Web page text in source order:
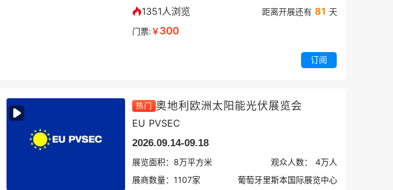
1351人浏览 距离开展还有 81 天
门票:￥300
订阅
热门 奥地利欧洲太阳能光伏展览会
EU PVSEC
2026.09.14-09.18
展览面积： 8万平方米 观众人数： 4万人
展商数量： 1107家 葡萄牙里斯本国际展览中心